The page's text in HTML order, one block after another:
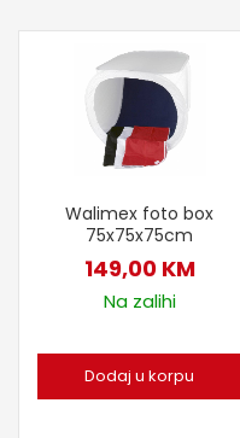
Walimex foto box
75x75x75cm
149,00 KM
Na zalihi
Dodaj u korpu